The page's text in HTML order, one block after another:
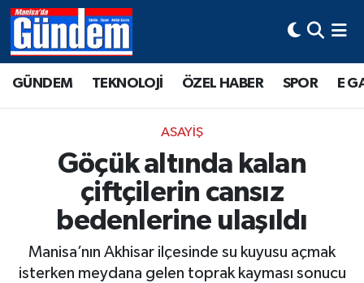
GÜNDEM TEKNOLOJİ ÖZEL HABER SPOR E
ASAYİŞ
Göçük altında kalan
çiftçilerin cansız
bedenlerine ulaşıldı
Manisa’nın Akhisar ilçesinde su kuyusu açmak
isterken meydana gelen toprak kayması sonucu
Manisa Hava Durumu
Tüm Manşetler
Son Dakika Haberleri
Haber Arşivi